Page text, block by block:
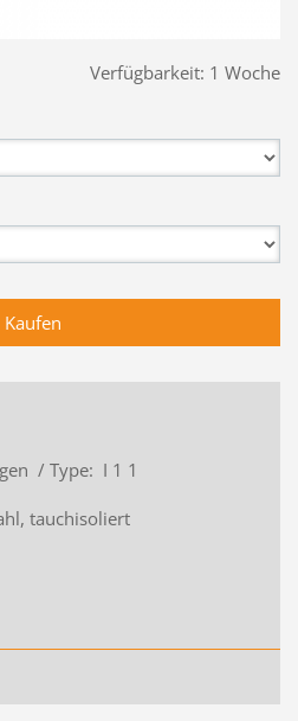
Verfügbarkeit: 1 Woche
/ Type: I 1 1
tauchisoliert